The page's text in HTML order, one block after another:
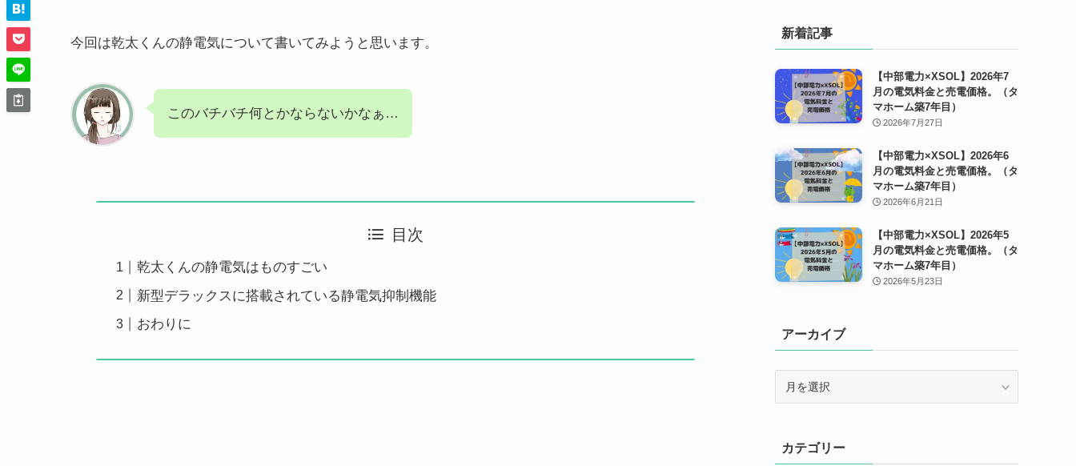
今回は乾太くんの静電気について書いてみようと思います。
このバチバチ何とかならないかなぁ…
目次
乾太くんの静電気はものすごい
新型デラックスに搭載されている静電気抑制機能
おわりに
新着記事
【中部電力×XSOL】2026年7
月の電気料金と売電価格。（タ
マホーム築7年目）
2026年7月27日
【中部電力×XSOL】2026年6
月の電気料金と売電価格。（タ
マホーム築7年目）
2026年6月21日
【中部電力×XSOL】2026年5
月の電気料金と売電価格。（タ
マホーム築7年目）
2026年5月23日
アーカイブ
ブカテゴリー